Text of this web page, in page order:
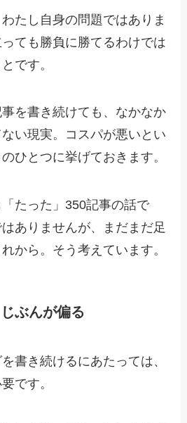
たし自身の問題ではありま
ても勝負に勝てるわけでは
です。
を書き続けても、なかなか
い現実。コスパが悪いとい
ひとつに挙げておきます。
たった」350記事の話で
ありませんが、まだまだ足
から。そう考えています。
ぶんが偏る
書き続けるにあたっては、
です。